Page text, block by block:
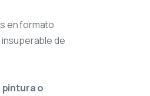
en formato
insuperable de
pintura o